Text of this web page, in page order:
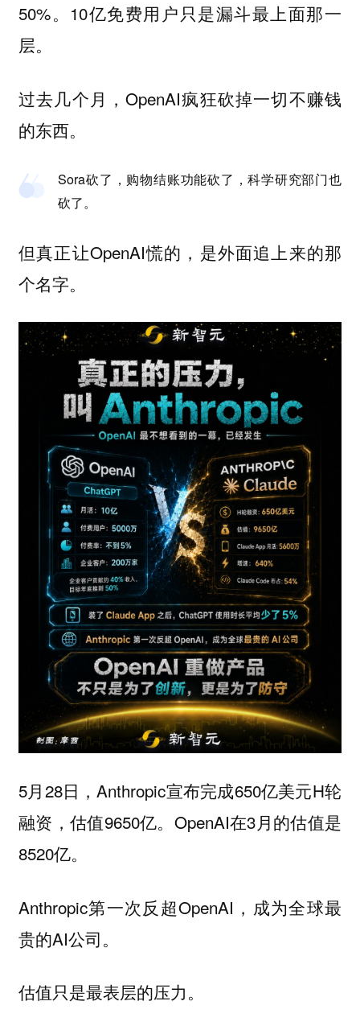
50%。10亿免费用户只是漏斗最上面那一
层。
过去几个月，OpenAI疯狂砍掉一切不赚钱
的东西。
Sora砍了，购物结账功能砍了，科学研究部门也
砍了。
但真正让OpenAI慌的，是外面追上来的那
个名字。
5月28日，Anthropic宣布完成650亿美元H轮
融资，估值9650亿。OpenAI在3月的估值是
8520亿。
Anthropic第一次反超OpenAI，成为全球最
贵的AI公司。
估值只是最表层的压力。